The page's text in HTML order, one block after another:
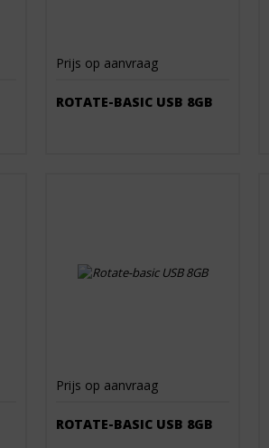
Prijs op aanvraag
ROTATE-BASIC USB 8GB
Prijs op aanvraag
ROTATE-BASIC USB 8GB